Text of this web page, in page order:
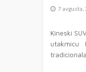
7 avgusta,
Kineski
utakmicu